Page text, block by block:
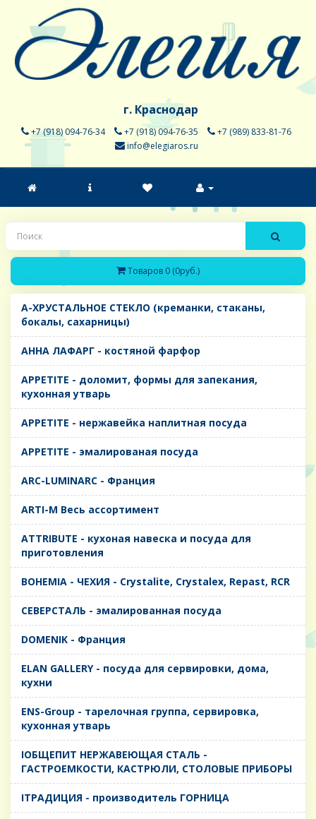
г. Краснодар
+7 (918) 094-76-34 +7 (918) 094-76-35
+7 (989) 833-81-76
info@elegiaros.ru
Товаров 0 (0руб.)
A-ХРУСТАЛЬНОЕ СТЕКЛО (креманки, стаканы,
бокалы, сахарницы)
AHHA ЛАФАРГ - костяной фарфор
APPETITE - доломит, формы для запекания,
кухонная утварь
APPETITE - нержавейка наплитная посуда
APPETITE - эмалированая посуда
ARC-LUMINARC - Франция
ARTI-M Весь ассортимент
ATTRIBUTE - кухоная навеска и посуда для
приготовления
BOHEMIA - ЧЕХИЯ - Crystalite, Crystalex, Repast, RCR
CЕВЕРСТАЛЬ - эмалированная посуда
DOMENIK - Франция
ELAN GALLERY - посуда для сервировки, дома,
кухни
ENS-Group - тарелочная группа, сервировка,
кухонная утварь
IОБЩЕПИТ НЕРЖАВЕЮЩАЯ СТАЛЬ -
ГАСТРОЕМКОСТИ, КАСТРЮЛИ, СТОЛОВЫЕ ПРИБОРЫ
IТРАДИЦИЯ - производитель ГОРНИЦА